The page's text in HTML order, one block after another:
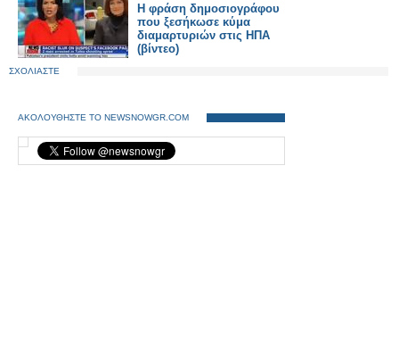
Η φράση δημοσιογράφου
που ξεσήκωσε κύμα
διαμαρτυριών στις ΗΠΑ
(βίντεο)
ΣΧΟΛΙΑΣΤΕ
ΑΚΟΛΟΥΘΗΣΤΕ ΤΟ NEWSNOWGR.COM